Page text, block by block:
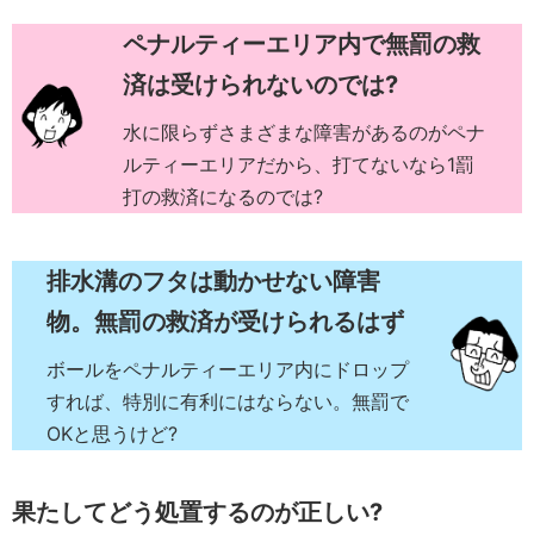
ペナルティーエリア内で無罰の救
済は受けられないのでは?
水に限らずさまざまな障害があるのがペナ
ルティーエリアだから、打てないなら1罰
打の救済になるのでは?
排水溝のフタは動かせない障害
物。無罰の救済が受けられるはず
ボールをペナルティーエリア内にドロップ
すれば、特別に有利にはならない。無罰で
OKと思うけど?
果たしてどう処置するのが正しい?